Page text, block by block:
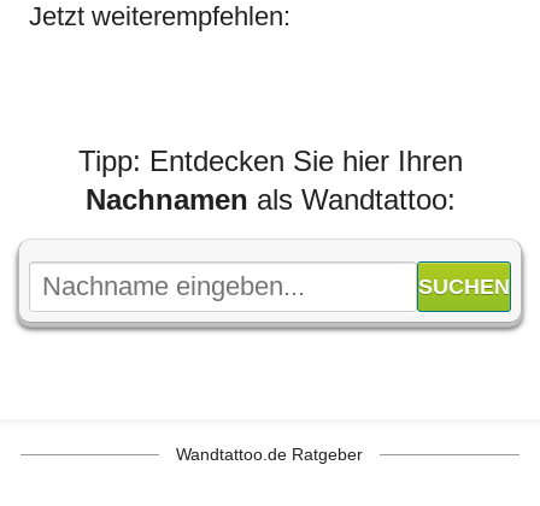
Jetzt weiterempfehlen:
Tipp: Entdecken Sie hier Ihren
Nachnamen als Wandtattoo:
Wandtattoo.de Ratgeber